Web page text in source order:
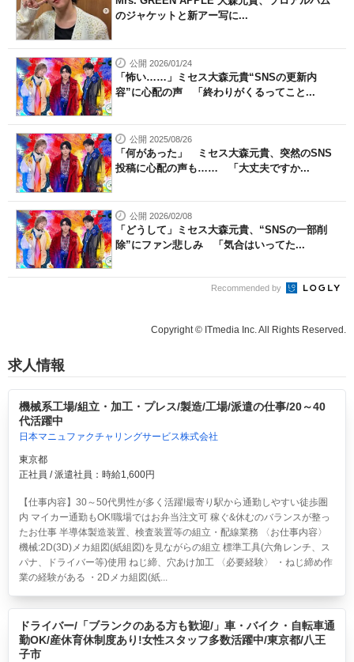
のジャケットと新アー写に...
公開 2026/01/24
「怖い……」ミセス大森元貴“SNSの更新内
容”に心配の声 「終わりがくるってこと...
公開 2025/08/26
「何があった」 ミセス大森元貴、突然のSNS
投稿に心配の声も…… 「大丈夫ですか...
公開 2026/02/08
「どうして」ミセス大森元貴、“SNSの一部削
除”にファン悲しみ 「気合はいってた...
Recommended by
Copyright © ITmedia Inc. All Rights Reserved.
求人情報
機械系工場/組立・加工・プレス/製造/工場/派遣の仕事/20～40
代活躍中
日本マニュファクチャリングサービス株式会社
東京都
正社員 / 派遣社員：時給1,600円
【仕事内容】30～50代男性が多く活躍!最寄り駅から通勤しやすい徒歩圏
内 マイカー通勤もOK!職場ではお弁当注文可 稼ぐ&休むのバランスが整っ
たお仕事 半導体製造装置、検査装置等の組立・配線業務 〈お仕事内容〉
機械:2D(3D)メカ組図(紙組図)を見ながらの組立 標準工具(六角レンチ、ス
パナ、ドライバー等)使用 ねじ締、穴あけ加工 〈必要経験〉 ・ねじ締め作
業の経験がある ・2Dメカ組図(紙...
ドライバー/「ブランクのある方も歓迎/」車・バイク・自転車通
勤OK/産休育休制度あり!女性スタッフ多数活躍中/東京都/八王
子市